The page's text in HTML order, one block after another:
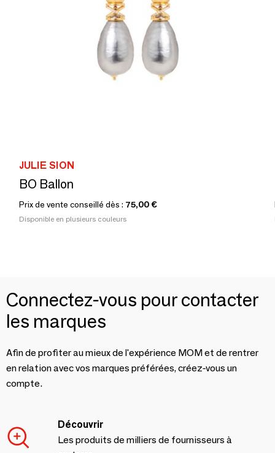
JULIE SION
BO Ballon
Prix de vente conseillé dès : 75,00 €
Disponible en plusieurs couleurs
Connectez-vous pour contacter
les marques
Afin de profiter au mieux de l'expérience MOM et de rentrer
en relation avec vos marques préférées, créez-vous un
compte.
Découvrir
Les produits de milliers de fournisseurs à